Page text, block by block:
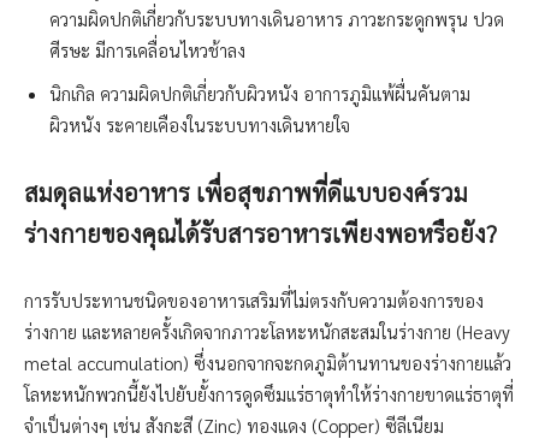
ความผิดปกติเกี่ยวกับระบบทางเดินอาหาร ภาวะกระดูกพรุน ปวด
ศีรษะ มีการเคลื่อนไหวช้าลง
นิกเกิล ความผิดปกติเกี่ยวกับผิวหนัง อาการภูมิแพ้ผื่นคันตาม
ผิวหนัง ระคายเคืองในระบบทางเดินหายใจ
สมดุลแห่งอาหาร เพื่อสุขภาพที่ดีแบบองค์รวม
ร่างกายของคุณได้รับสารอาหารเพียงพอหรือยัง?
การรับประทานชนิดของอาหารเสริมที่ไม่ตรงกับความต้องการของ
ร่างกาย และหลายครั้งเกิดจากภาวะโลหะหนักสะสมในร่างกาย (Heavy
metal accumulation) ซึ่งนอกจากจะกดภูมิต้านทานของร่างกายแล้ว
โลหะหนักพวกนี้ยังไปยับยั้งการดูดซึมแร่ธาตุทำให้ร่างกายขาดแร่ธาตุที่
จำเป็นต่างๆ เช่น สังกะสี (Zinc) ทองแดง (Copper) ซีลีเนียม